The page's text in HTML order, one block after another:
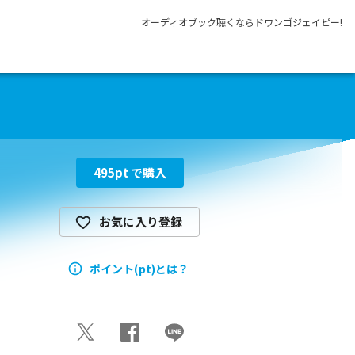
オーディオブック聴くならドワンゴジェイピー!
495pt で購入
お気に入り登録
ポイント(pt)とは？